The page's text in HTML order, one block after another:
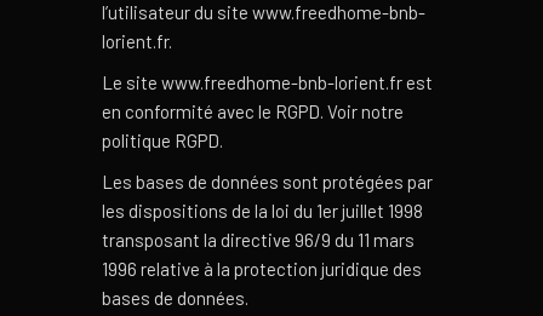
l’utilisateur du site www.freedhome-bnb-
lorient.fr.
Le site www.freedhome-bnb-lorient.fr est
en conformité avec le RGPD. Voir notre
politique RGPD.
Les bases de données sont protégées par
les dispositions de la loi du 1er juillet 1998
transposant la directive 96/9 du 11 mars
1996 relative à la protection juridique des
bases de données.